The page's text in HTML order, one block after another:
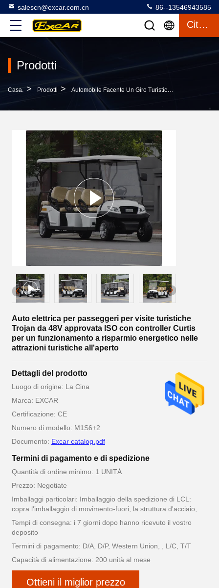
salescn@excar.com.cn 86--13546943585
Citazione
Prodotti
Casa. > Prodotti > Automobile Facente Un Giro Turistico Elettrica
Auto elettrica per passeggeri per visite turistiche
Trojan da 48V approvata ISO con controller Curtis
per un funzionamento a risparmio energetico nelle
attrazioni turistiche all'aperto
Dettagli del prodotto
Luogo di origine: La Cina
Marca: EXCAR
Certificazione: CE
Numero di modello: M1S6+2
Documento: Excar catalog.pdf
Termini di pagamento e di spedizione
Quantità di ordine minimo: 1 UNITÀ
Prezzo: Negotiate
Imballaggi particolari: Imballaggio della spedizione di LCL:
copra l'imballaggio di movimento-fuori, la struttura d'acciaio,
Tempi di consegna: i 7 giorni dopo hanno ricevuto il vostro
deposito
Termini di pagamento: D/A, D/P, Western Union, , L/C, T/T
Capacità di alimentazione: 200 unità al mese
Ottieni il miglior prezzo